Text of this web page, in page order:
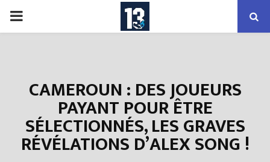
PRIMARY
CAMEROUN : DES JOUEURS
PAYANT POUR ÊTRE
SÉLECTIONNÉS, LES GRAVES
RÉVÉLATIONS D’ALEX SONG !